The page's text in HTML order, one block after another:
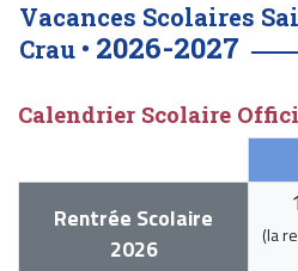
Vacances Scolaires
Crau • 2026-2027
Calendrier Scolaire
Rentrée Scolaire
2026
1
(la